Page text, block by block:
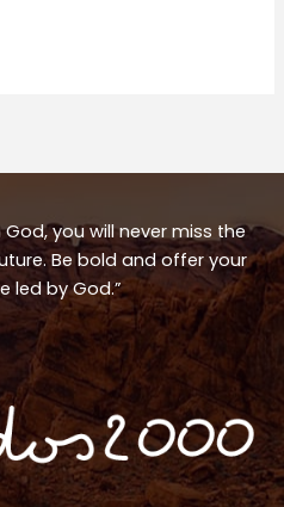
you will never miss the
Be bold and offer your
led by God.”